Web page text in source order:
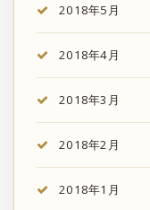
2018年5月
2018年4月
2018年3月
2018年2月
2018年1月